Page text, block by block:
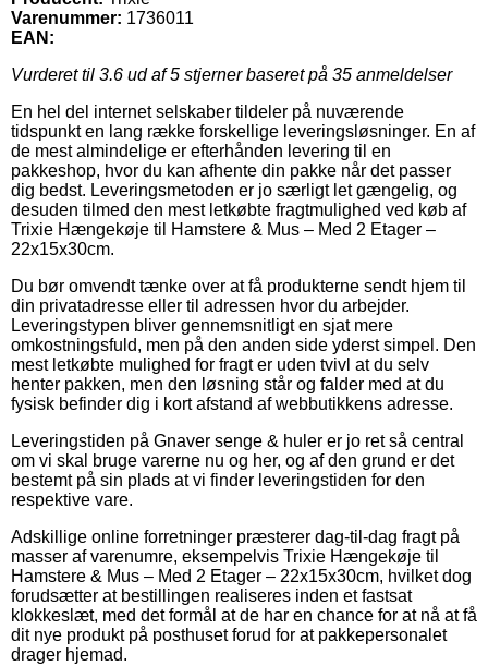
Varenummer: 1736011
EAN:
Vurderet til 3.6 ud af 5 stjerner baseret på 35 anmeldelser
En hel del internet selskaber tildeler på nuværende
tidspunkt en lang række forskellige leveringsløsninger. En af
de mest almindelige er efterhånden levering til en
pakkeshop, hvor du kan afhente din pakke når det passer
dig bedst. Leveringsmetoden er jo særligt let gængelig, og
desuden tilmed den mest letkøbte fragtmulighed ved køb af
Trixie Hængekøje til Hamstere & Mus – Med 2 Etager –
22x15x30cm.
Du bør omvendt tænke over at få produkterne sendt hjem til
din privatadresse eller til adressen hvor du arbejder.
Leveringstypen bliver gennemsnitligt en sjat mere
omkostningsfuld, men på den anden side yderst simpel. Den
mest letkøbte mulighed for fragt er uden tvivl at du selv
henter pakken, men den løsning står og falder med at du
fysisk befinder dig i kort afstand af webbutikkens adresse.
Leveringstiden på Gnaver senge & huler er jo ret så central
om vi skal bruge varerne nu og her, og af den grund er det
bestemt på sin plads at vi finder leveringstiden for den
respektive vare.
Adskillige online forretninger præsterer dag-til-dag fragt på
masser af varenumre, eksempelvis Trixie Hængekøje til
Hamstere & Mus – Med 2 Etager – 22x15x30cm, hvilket dog
forudsætter at bestillingen realiseres inden et fastsat
klokkeslæt, med det formål at de har en chance for at nå at få
dit nye produkt på posthuset forud for at pakkepersonalet
drager hjemad.